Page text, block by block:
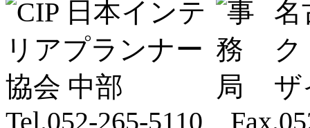
名
ザ
Tel.052-265-5110